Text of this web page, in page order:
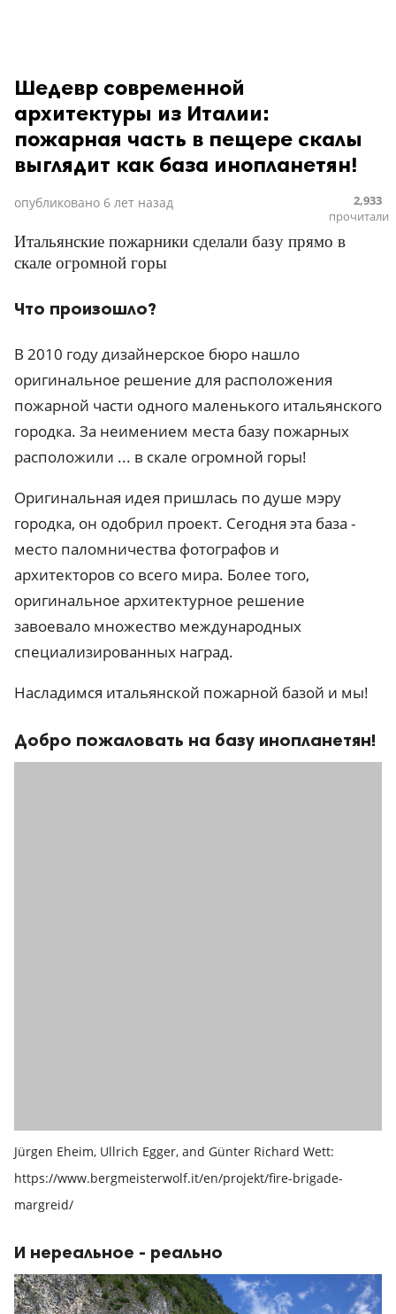
Шедевр современной
архитектуры из Италии:
пожарная часть в пещере скалы
выглядит как база инопланетян!
опубликовано 6 лет назад
2,933
прочитали
Итальянские пожарники сделали базу прямо в
скале огромной горы
Что произошло?
В 2010 году дизайнерское бюро нашло
оригинальное решение для расположения
пожарной части одного маленького итальянского
городка. За неимением места базу пожарных
расположили ... в скале огромной горы!
Оригинальная идея пришлась по душе мэру
городка, он одобрил проект. Сегодня эта база -
место паломничества фотографов и
архитекторов со всего мира. Более того,
оригинальное архитектурное решение
завоевало множество международных
специализированных наград.
Насладимся итальянской пожарной базой и мы!
Добро пожаловать на базу инопланетян!
Jürgen Eheim, Ullrich Egger, and Günter Richard Wett:
https://www.bergmeisterwolf.it/en/projekt/fire-brigade-
margreid/
И нереальное - реально